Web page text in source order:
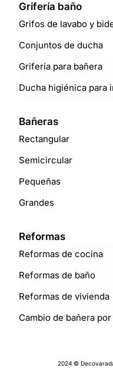
Grifería baño
Grifos de lavabo y
Conjuntos de ducha
Grifería para bañera
Ducha higiénica para
Bañeras
Rectangular
Semicircular
Pequeñas
Grandes
Reformas
Reformas de cocina
Reformas de baño
Reformas de vivienda
Cambio de bañera
2024 ©